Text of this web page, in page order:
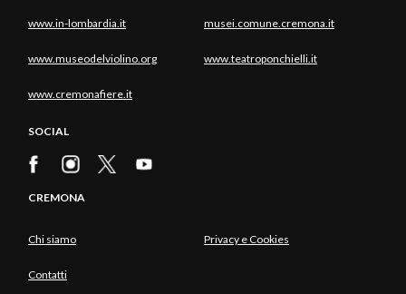
www.in-lombardia.it musei.comune.cremona.it
www.museodelviolino.org www.teatroponchielli.it
www.cremonafiere.it
SOCIAL
CREMONA
Chi siamo Privacy e Cookies
Contatti